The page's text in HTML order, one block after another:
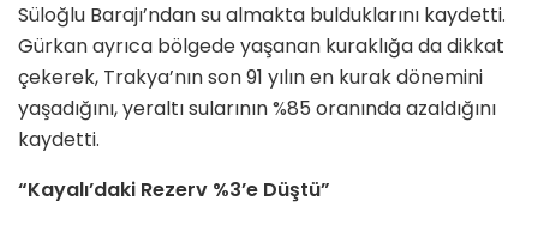
Süloğlu Barajı’ndan su almakta bulduklarını kaydetti.
Gürkan ayrıca bölgede yaşanan kuraklığa da dikkat
çekerek, Trakya’nın son 91 yılın en kurak dönemini
yaşadığını, yeraltı sularının %85 oranında azaldığını
kaydetti.
“Kayalı’daki Rezerv %3’e Düştü”